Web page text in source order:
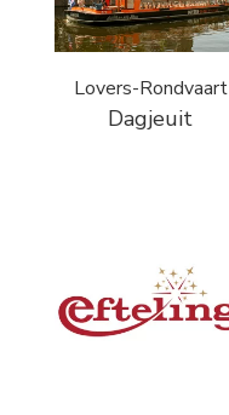
Lovers-Rondvaart
Dagjeuit